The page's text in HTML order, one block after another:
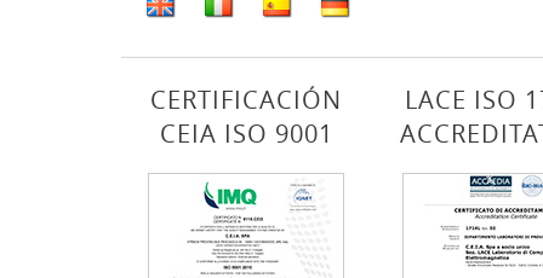
CERTIFICACIÓN
CEIA ISO 9001
LACE ISO